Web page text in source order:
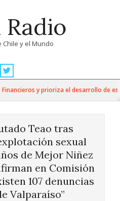
Chile y el Mundo
y prioriza el desarrollo de esta
Teao tras
sexual
de Mejor Niñez
en Comisión
107 denuncias
Valparaíso”